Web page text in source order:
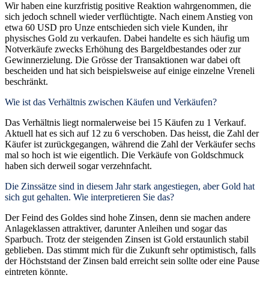
Wir haben eine kurzfristig positive Reaktion wahrgenommen, die
sich jedoch schnell wieder verflüchtigte. Nach einem Anstieg von
etwa 60 USD pro Unze entschieden sich viele Kunden, ihr
physisches Gold zu verkaufen. Dabei handelte es sich häufig um
Notverkäufe zwecks Erhöhung des Bargeldbestandes oder zur
Gewinnerzielung. Die Grösse der Transaktionen war dabei oft
bescheiden und hat sich beispielsweise auf einige einzelne Vreneli
beschränkt.
Wie ist das Verhältnis zwischen Käufen und Verkäufen?
Das Verhältnis liegt normalerweise bei 15 Käufen zu 1 Verkauf.
Aktuell hat es sich auf 12 zu 6 verschoben. Das heisst, die Zahl der
Käufer ist zurückgegangen, während die Zahl der Verkäufer sechs
mal so hoch ist wie eigentlich. Die Verkäufe von Goldschmuck
haben sich derweil sogar verzehnfacht.
Die Zinssätze sind in diesem Jahr stark angestiegen, aber Gold hat
sich gut gehalten. Wie interpretieren Sie das?
Der Feind des Goldes sind hohe Zinsen, denn sie machen andere
Anlageklassen attraktiver, darunter Anleihen und sogar das
Sparbuch. Trotz der steigenden Zinsen ist Gold erstaunlich stabil
geblieben. Das stimmt mich für die Zukunft sehr optimistisch, falls
der Höchststand der Zinsen bald erreicht sein sollte oder eine Pause
eintreten könnte.